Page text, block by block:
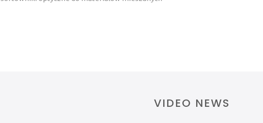
VIDEO NEWS